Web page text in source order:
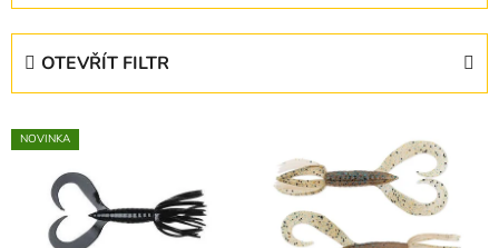
z
p
OTEVŘÍT FILTR
V
ý
NOVINKA